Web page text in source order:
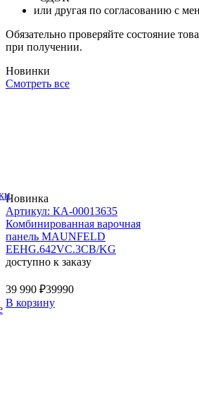
или другая по согласованию с
Обязательно проверяйте состояние
при получении.
Новинки
Смотреть все
Новинка
Артикул: КА-00013635
Комбинированная варочная
панель MAUNFELD
EEHG.642VC.3CB/KG
доступно к заказу
39 990 ₽39990
В корзину